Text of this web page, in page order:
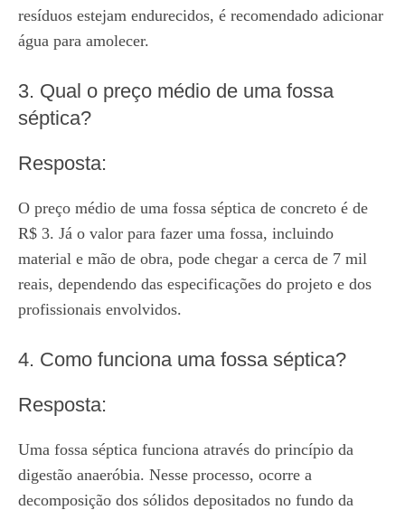
resíduos estejam endurecidos, é recomendado adicionar
água para amolecer.
3. Qual o preço médio de uma fossa
séptica?
Resposta:
O preço médio de uma fossa séptica de concreto é de
R$ 3. Já o valor para fazer uma fossa, incluindo
material e mão de obra, pode chegar a cerca de 7 mil
reais, dependendo das especificações do projeto e dos
profissionais envolvidos.
4. Como funciona uma fossa séptica?
Resposta:
Uma fossa séptica funciona através do princípio da
digestão anaeróbia. Nesse processo, ocorre a
decomposição dos sólidos depositados no fundo da